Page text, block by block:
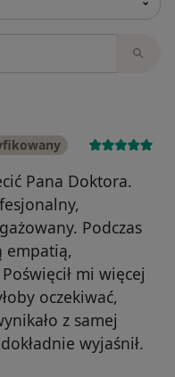
Pana Doktora.
Podczas
empatią,
mi więcej
oczekiwać,
z samej
wyjaśnił.